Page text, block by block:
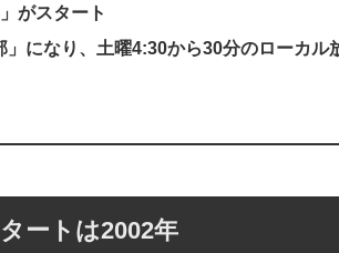
がスタート
になり、土曜4:30から30分のローカル
ートは2002年